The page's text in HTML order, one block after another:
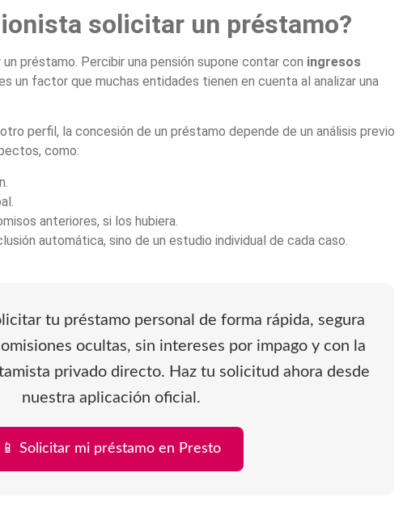
solicitar un préstamo?
préstamo. Percibir una pensión supone contar con ingresos
un factor que muchas entidades tienen en cuenta al analizar una
perfil, la concesión de un préstamo depende de un análisis previo
como:
anteriores, si los hubiera.
automática, sino de un estudio individual de cada caso.
tu préstamo personal de forma rápida, segura
ocultas, sin intereses por impago y con la
privado directo. Haz tu solicitud ahora desde
nuestra aplicación oficial.
📱 Solicitar mi préstamo en Presto